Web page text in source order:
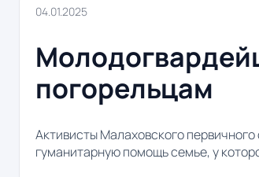
04.01.2025
погорельцам
Активисты Малаховского
гуманитарную помощь семье, у